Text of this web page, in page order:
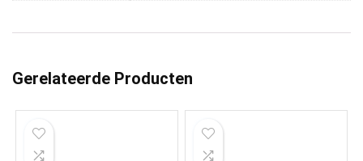
Gerelateerde Producten